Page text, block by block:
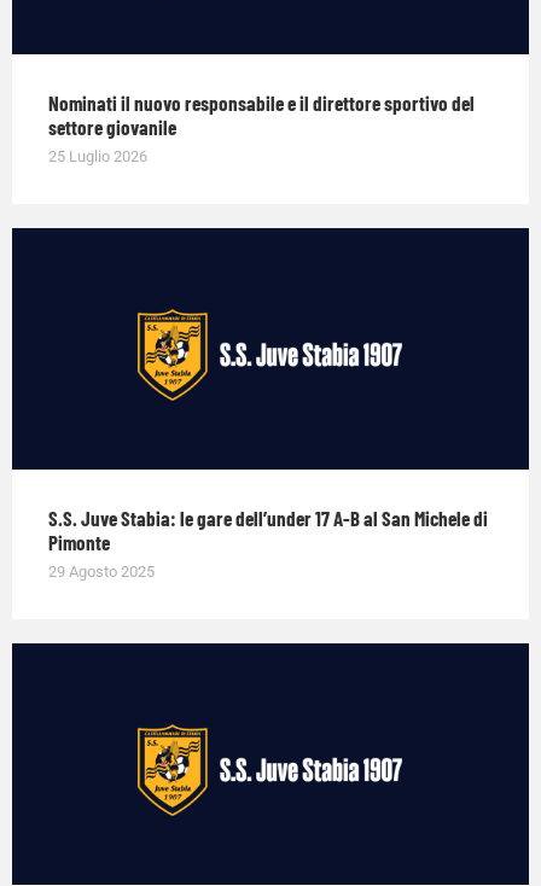
Nominati il nuovo responsabile e il direttore sportivo del
settore giovanile
25 Luglio 2026
S.S. Juve Stabia: le gare dell’under 17 A-B al San Michele di
Pimonte
29 Agosto 2025